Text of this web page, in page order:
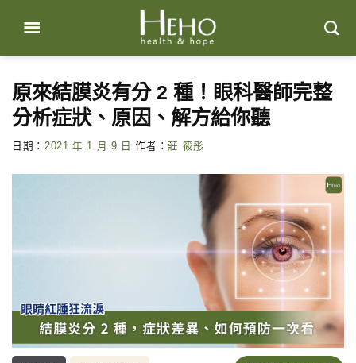
content
原來結膜炎有分 2 種！眼科醫師完整
分析症狀、原因、解方給你聽
日期： 2021 年 1 月 9 日 作者：莊 筱彤